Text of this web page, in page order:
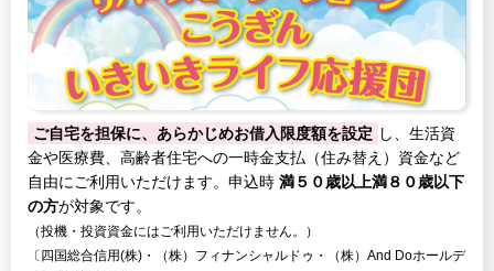
ご自宅を担保に、あらかじめお借入限度額を設定 し、生活資
金や医療費、高齢者住宅への一時金支払（住み替え）資金など
自由にご利用いただけます。申込時 満５０歳以上満８０歳以下
の方が対象です。
（投機・投資資金にはご利用いただけません。）
〔四国総合信用(株)・（株）フィナンシャルドゥ・（株）And Doホールデ